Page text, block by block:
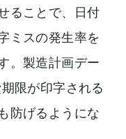
ることで、日付
ミスの発生率を
。製造計画デー
限が印字される
防げるようにな